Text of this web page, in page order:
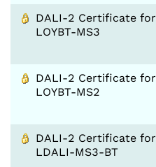
DALI-2 Certificate for
LOYBT-MS3
DALI-2 Certificate for
LOYBT-MS2
DALI-2 Certificate for
LDALI-MS3-BT